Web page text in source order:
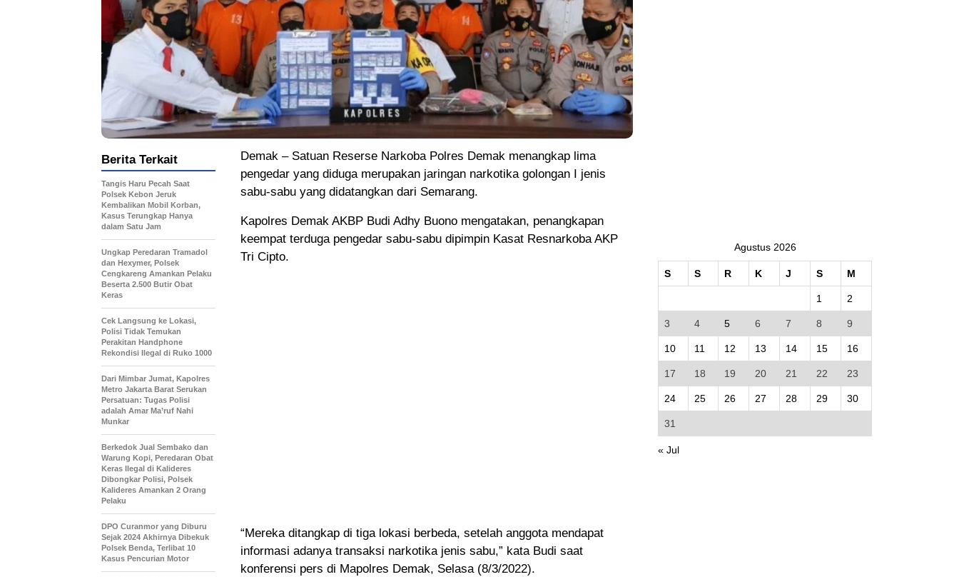
Demak – Satuan Reserse Narkoba Polres Demak menangkap lima
pengedar yang diduga merupakan jaringan narkotika golongan I jenis
sabu-sabu yang didatangkan dari Semarang.
Kapolres Demak AKBP Budi Adhy Buono mengatakan, penangkapan
keempat terduga pengedar sabu-sabu dipimpin Kasat Resnarkoba AKP
Tri Cipto.
“Mereka ditangkap di tiga lokasi berbeda, setelah anggota mendapat
informasi adanya transaksi narkotika jenis sabu,” kata Budi saat
konferensi pers di Mapolres Demak, Selasa (8/3/2022).
Berita Terkait
Tangis Haru Pecah Saat
Polsek Kebon Jeruk
Kembalikan Mobil Korban,
Kasus Terungkap Hanya
dalam Satu Jam
Ungkap Peredaran Tramadol
dan Hexymer, Polsek
Cengkareng Amankan Pelaku
Beserta 2.500 Butir Obat
Keras
Cek Langsung ke Lokasi,
Polisi Tidak Temukan
Perakitan Handphone
Rekondisi Ilegal di Ruko 1000
Dari Mimbar Jumat, Kapolres
Metro Jakarta Barat Serukan
Persatuan: Tugas Polisi
adalah Amar Ma’ruf Nahi
Munkar
Berkedok Jual Sembako dan
Warung Kopi, Peredaran Obat
Keras Ilegal di Kalideres
Dibongkar Polisi, Polsek
Kalideres Amankan 2 Orang
Pelaku
DPO Curanmor yang Diburu
Sejak 2024 Akhirnya Dibekuk
Polsek Benda, Terlibat 10
Kasus Pencurian Motor
Agustus 2026
S S R K J S M
1 2
3 4 5 6 7 8 9
10 11 12 13 14 15 16
17 18 19 20 21 22 23
24 25 26 27 28 29 30
31
« Jul